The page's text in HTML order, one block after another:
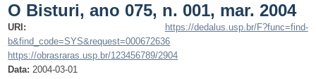
O Bisturi, ano 075, n. 001, mar. 2004
URI:
https://dedalus.usp.br/F?func=find-
b&find_code=SYS&request=000672636
https://obrasraras.usp.br/123456789/2904
Data: 2004-03-01